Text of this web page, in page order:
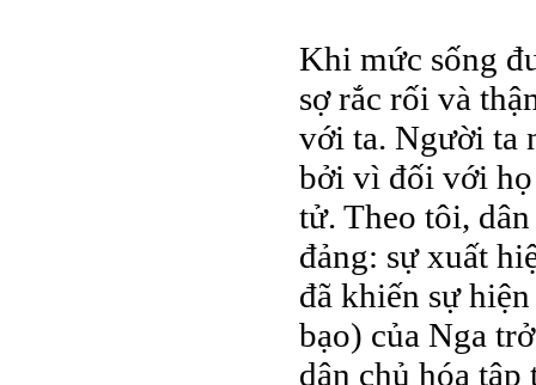
Khi mức sống
sợ rắc rối và
với ta. Người ta
bởi vì đối với họ
tử. Theo tôi,
đảng: sự xuất
đã khiến sự
bạo) của Nga
dân chủ hóa